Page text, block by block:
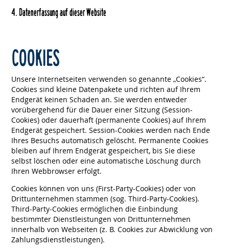
4. Datenerfassung auf dieser Website
COOKIES
Unsere Internetseiten verwenden so genannte „Cookies“.
Cookies sind kleine Datenpakete und richten auf Ihrem
Endgerät keinen Schaden an. Sie werden entweder
vorübergehend für die Dauer einer Sitzung (Session-
Cookies) oder dauerhaft (permanente Cookies) auf Ihrem
Endgerät gespeichert. Session-Cookies werden nach Ende
Ihres Besuchs automatisch gelöscht. Permanente Cookies
bleiben auf Ihrem Endgerät gespeichert, bis Sie diese
selbst löschen oder eine automatische Löschung durch
Ihren Webbrowser erfolgt.
Cookies können von uns (First-Party-Cookies) oder von
Drittunternehmen stammen (sog. Third-Party-Cookies).
Third-Party-Cookies ermöglichen die Einbindung
bestimmter Dienstleistungen von Drittunternehmen
innerhalb von Webseiten (z. B. Cookies zur Abwicklung von
Zahlungsdienstleistungen).